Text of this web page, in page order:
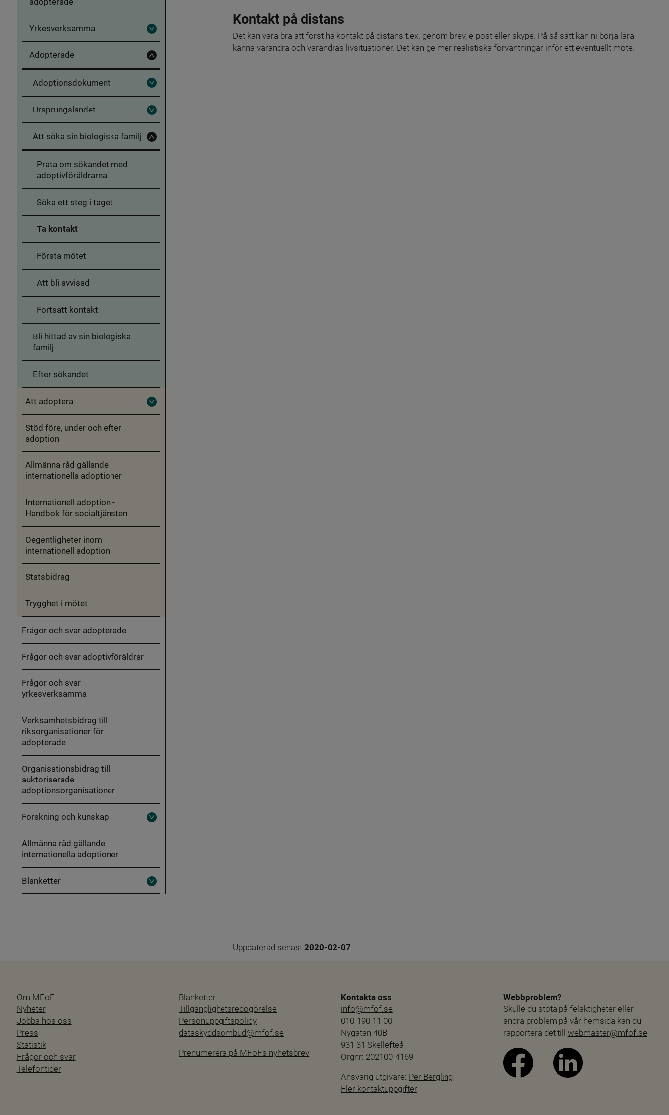
Kontakt på distans
Det kan vara bra att först ha kontakt på distans t.ex. genom brev, e-post eller skype. På så sätt kan ni börja lära
känna varandra och varandras livsituationer. Det kan ge mer realistiska förväntningar inför ett eventuellt möte.
Yrkesverksamma
Fäll
ut
Adopterade
Fäll
in
Adoptionsdokument
Fäll
ut
Ursprungslandet
Fäll
ut
Att söka sin biologiska familj
Fäll
in
Prata om sökandet med
adoptivföräldrarna
Söka ett steg i taget
Ta kontakt
Första mötet
Att bli avvisad
Fortsatt kontakt
Bli hittad av sin biologiska
familj
Efter sökandet
Att adoptera
Fäll
ut
Stöd före, under och efter
adoption
Allmänna råd gällande
internationella adoptioner
Internationell adoption -
Handbok för socialtjänsten
Oegentligheter inom
internationell adoption
Statsbidrag
Trygghet i mötet
Frågor och svar adopterade
Frågor och svar adoptivföräldrar
Frågor och svar
yrkesverksamma
Verksamhetsbidrag till
riksorganisationer för
adopterade
Organisationsbidrag till
auktoriserade
adoptionsorganisationer
Forskning och kunskap
Fäll
ut
Allmänna råd gällande
internationella adoptioner
Blanketter
Fäll
ut
Uppdaterad senast 2020-02-07
Om MFoF
Nyheter
Jobba hos oss
Press
Statistik
Frågor och svar
Telefontider
Blanketter
Tillgänglighetsredogörelse
Personuppgiftspolicy
dataskyddsombud@mfof.se
Prenumerera på MFoFs nyhetsbrev
Kontakta oss
info@mfof.se
010-190 11 00
Nygatan 40B
931 31 Skellefteå
Orgnr: 202100-4169
Ansvarig utgivare: Per Bergling
Fler kontaktuppgifter
Webbproblem?
Skulle du stöta på felaktigheter eller
andra problem på vår hemsida kan du
rapportera det till webmaster@mfof.se